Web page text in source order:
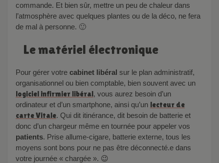
commande. Et bien sûr, mettre un peu de chaleur dans
l’atmosphère avec quelques plantes ou de la déco, ne fera
de mal à personne. 🙂
Le matériel électronique
Pour gérer votre cabinet libéral sur le plan administratif,
organisationnel ou bien comptable, bien souvent avec un
logiciel infirmier libéral, vous aurez besoin d’un
ordinateur et d’un smartphone, ainsi qu’un lecteur de
carte Vitale. Qui dit itinérance, dit besoin de batterie et
donc d’un chargeur même en tournée pour appeler vos
patients. Prise allume-cigare, batterie externe, tous les
moyens sont bons pour ne pas être déconnecté.e dans
votre journée « chargée ». 😉